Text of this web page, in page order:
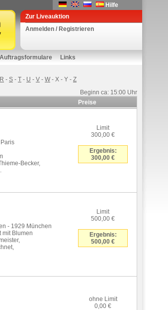
Hilfe
Zur Liveauktion
Anmelden / Registrieren
Auftragsformulare Links
R - S - T - U - V - W - X - Y - Z
Beginn ca: 15:00 Uhr
Preise
Becker,
Limit
300,00 €
Ergebnis:
300,00 €
- 1929 München
mit Blumen
Limit
500,00 €
Ergebnis:
500,00 €
ohne Limit
0,00 €